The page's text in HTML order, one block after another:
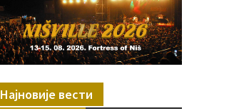
Најновије вести